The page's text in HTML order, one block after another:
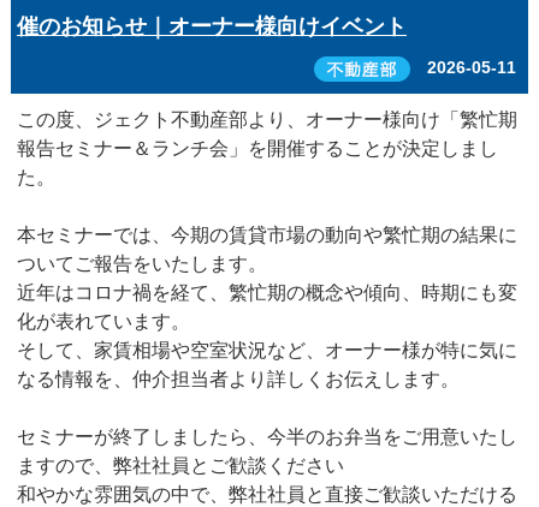
催のお知らせ｜オーナー様向けイベント
2026-05-11
この度、ジェクト不動産部より、オーナー様向け「繁忙期
報告セミナー＆ランチ会」を開催することが決定しまし
た。
本セミナーでは、今期の賃貸市場の動向や繁忙期の結果に
ついてご報告をいたします。
近年はコロナ禍を経て、繁忙期の概念や傾向、時期にも変
化が表れています。
そして、家賃相場や空室状況など、オーナー様が特に気に
なる情報を、仲介担当者より詳しくお伝えします。
セミナーが終了しましたら、今半のお弁当をご用意いたし
ますので、弊社社員とご歓談ください
和やかな雰囲気の中で、弊社社員と直接ご歓談いただける